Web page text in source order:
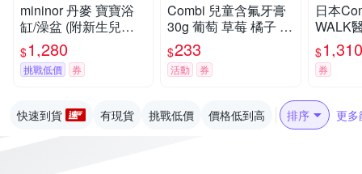
mininor 丹麥 寶寶浴
缸/澡盆 (附新生兒浴
架)
$1,280
挑戰低價 券
Combi 兒童含氟牙膏
30g 葡萄 草莓 橘子 透
明凝膠 無發泡劑
$233
活動 券
日本
WALK
能鞋
櫻桃家
$1,310
券
快速到貨 有現貨 挑戰低價 價格低到高 排序 更多